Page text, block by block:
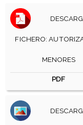
FICHERO:
MENORES
PDF